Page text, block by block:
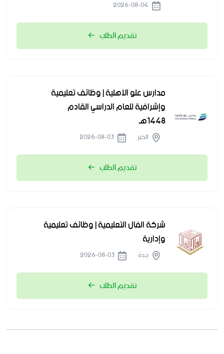
تقديم الطلب
مدارس علو الأهلية | وظائف تعليمية
وإشرافية للعام الدراسي القادم
1448هـ
الخبر
تقديم الطلب
شركة الفال التعليمية | وظائف تعليمية
وإدارية
جدة
تقديم الطلب